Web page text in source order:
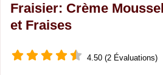
Fraisier: Crème
et Fraises
4.50 (2 Évaluations)